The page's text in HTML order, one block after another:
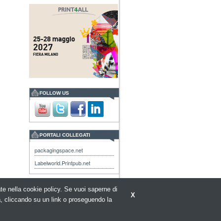
FOLLOW US
PORTALI COLLEGATI
packagingspace.net
Labelworld.Printpub.net
X
nella cookie policy. Se vuoi saperne di
cliccando su un link o proseguendo la